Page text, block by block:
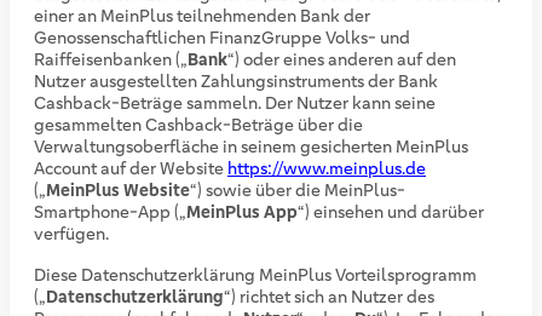
einer an MeinPlus teilnehmenden Bank der
Genossenschaftlichen FinanzGruppe Volks- und
Raiffeisenbanken („Bank“) oder eines anderen auf den
Nutzer ausgestellten Zahlungsinstruments der Bank
Cashback-Beträge sammeln. Der Nutzer kann seine
gesammelten Cashback-Beträge über die
Verwaltungsoberfläche in seinem gesicherten MeinPlus
Account auf der Website https://www.meinplus.de
(„MeinPlus Website“) sowie über die MeinPlus-
Smartphone-App („MeinPlus App“) einsehen und darüber
verfügen.
Diese Datenschutzerklärung MeinPlus Vorteilsprogramm
(„Datenschutzerklärung“) richtet sich an Nutzer des